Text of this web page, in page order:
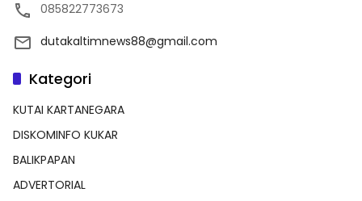
085822773673
dutakaltimnews88@gmail.com
Kategori
KUTAI KARTANEGARA
DISKOMINFO KUKAR
BALIKPAPAN
ADVERTORIAL